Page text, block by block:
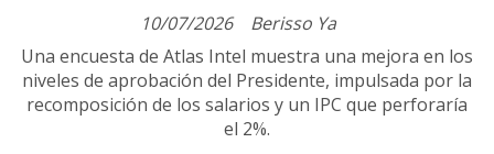
Berisso Ya
10/07/2026
Una encuesta de Atlas Intel muestra una mejora en los
niveles de aprobación del Presidente, impulsada por la
recomposición de los salarios y un IPC que perforaría
el 2%.